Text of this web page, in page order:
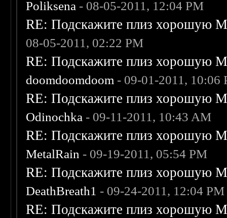
Poliksena - 08-05-2011, 12:04 PM
RE: Подскажите плиз хорошую
08-05-2011, 02:22 PM
RE: Подскажите плиз хорошую
doomdoomdoom - 09-01-2011, 10:06
RE: Подскажите плиз хорошую
Odinochka - 09-11-2011, 10:43 AM
RE: Подскажите плиз хорошую
MetalRain - 09-19-2011, 05:54 PM
RE: Подскажите плиз хорошую
DeathBreath1 - 09-24-2011, 12:04 PM
RE: Подскажите плиз хорошую